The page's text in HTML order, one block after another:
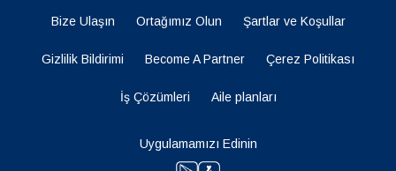
Bize Ulaşın Ortağımız Olun Şartlar ve Koşullar
Gizlilik Bildirimi Become A Partner Çerez Politikası
İş Çözümleri Aile planları
Uygulamamızı Edinin